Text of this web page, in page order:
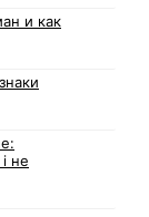
и как
не